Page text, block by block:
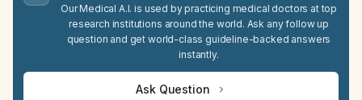
Our Medical A.I. is used by practicing medical doctors at top
research institutions around the world. Ask any follow up
question and get world-class guideline-backed answers
instantly.
Ask Question